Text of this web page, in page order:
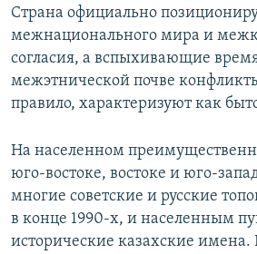
Страна официально
межнационального мира и
согласия, а вспыхивающие
межэтнической почве
правило, характеризуют как
На населенном
юго-востоке, востоке и юго-
многие советские и русские
в конце 1990-х, и населенным
исторические казахские имена.